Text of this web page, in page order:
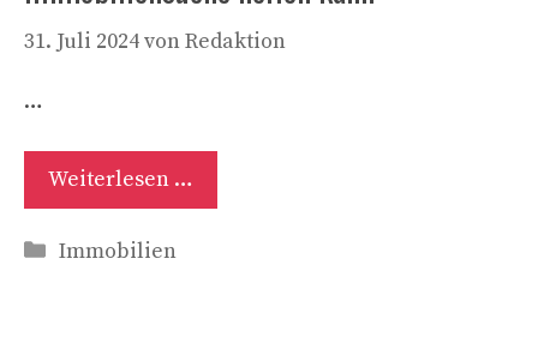
31. Juli 2024vonRedaktion
…
Weiterlesen …
Kategorien
Immobilien